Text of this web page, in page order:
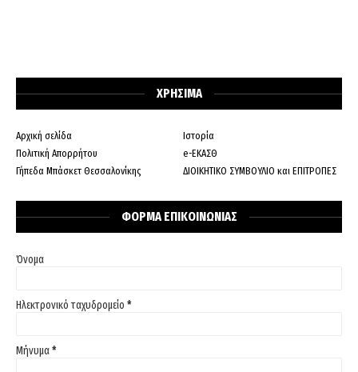
ΧΡΗΣΙΜΑ
Αρχική σελίδα
Ιστορία
Πολιτική Απορρήτου
e-ΕΚΑΣΘ
Γήπεδα Μπάσκετ Θεσσαλονίκης
ΔΙΟΙΚΗΤΙΚΟ ΣΥΜΒΟΥΛΙΟ και ΕΠΙΤΡΟΠΕΣ
ΦΟΡΜΑ ΕΠΙΚΟΙΝΩΝΙΑΣ
Όνομα
Ηλεκτρονικό ταχυδρομείο *
Μήνυμα*